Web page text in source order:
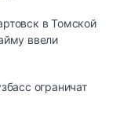
в Томской
ввели
ограничат